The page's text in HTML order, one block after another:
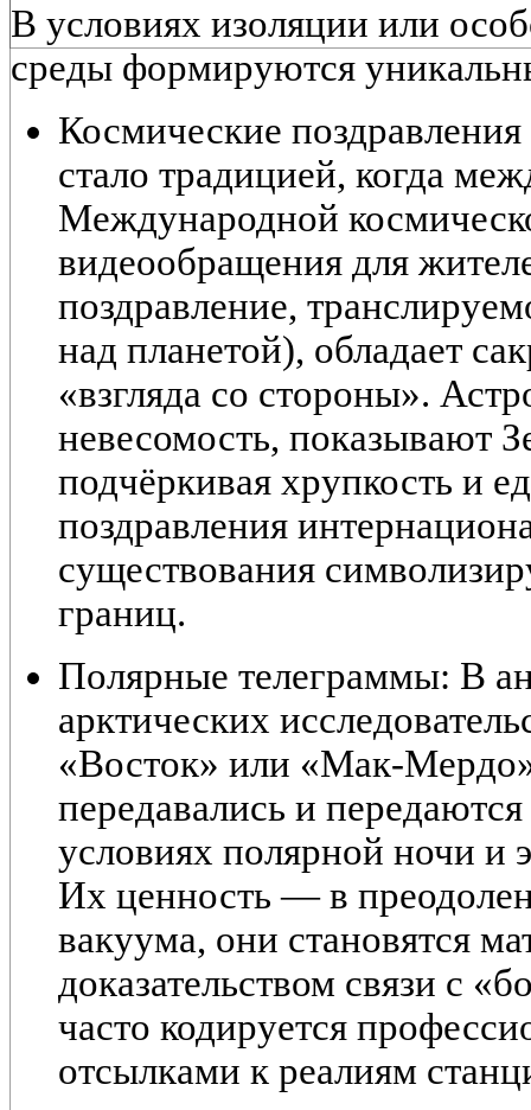
В условиях изоляции или
среды формируются
Космические
стало традицией, когда
Международной
видеообращения для
поздравление,
над планетой), обладает
«взгляда со стороны».
невесомость, показывают
подчёркивая хрупкость и
поздравления
существования
границ.
Полярные телеграммы: В
арктических
«Восток» или «Мак-
передавались и
условиях полярной ночи и
Их ценность — в
вакуума, они становятся
доказательством связи с
часто кодируется
отсылками к реалиям